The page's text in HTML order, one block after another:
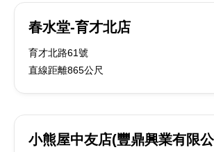
春水堂-育才北店
育才北路61號
直線距離865公尺
小熊屋中友店(豐鼎興業有限